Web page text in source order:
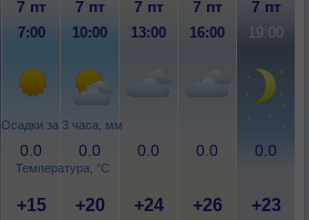
Осадки за 3 часа, мм
Температура, °C
7 пт 7 пт 7 пт 7 пт 7 пт
7:00 10:00 13:00 16:00 19:00
0.0 0.0 0.0 0.0 0.0
+15 +20 +24 +26 +23